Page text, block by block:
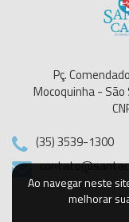
Ao navegar neste
melhorar
Pç.
Mocoquinha -
(35) 3539-1300